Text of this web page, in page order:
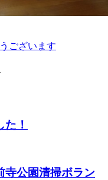
ございます
！
公園清掃ボラン